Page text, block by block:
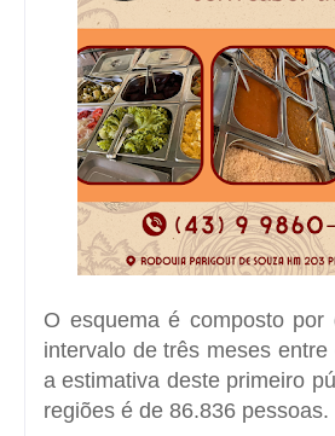
O esquema é composto por
intervalo de três meses
a estimativa deste primeiro
regiões é de 86.836 pessoas.